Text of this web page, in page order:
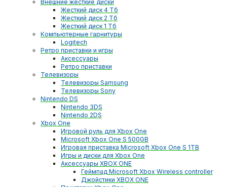
Внешние жесткие диски
Жесткий диск 4 Тб
Жесткий диск 2 Тб
Жесткий диск 1 Тб
Компьютерные гарнитуры
Logitech
Ретро приставки и игры
Аксессуары
Ретро приставки
Телевизоры
Телевизоры Samsung
Телевизоры Sony
Nintendo DS
Nintendo 3DS
Nintendo 2DS
Xbox One
Игровой руль для Xbox One
Microsoft Xbox One S 500GB
Игровая приставка Microsoft Xbox One S 1TB
Игры и диски для Xbox One
Аксессуары XBOX ONE
Геймпад Microsoft Xbox Wireless controller
Джойстики XBOX ONE